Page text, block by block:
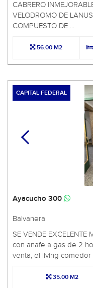
CABRERO
VELODROMO DE
COMPUESTO DE ...
56.00 M2
CAPITAL FEDERAL
Ayacucho 300
Balvanera
SE VENDE EXCELENTE
con anafe a gas de 2
venta, el living comedor
35.00 M2